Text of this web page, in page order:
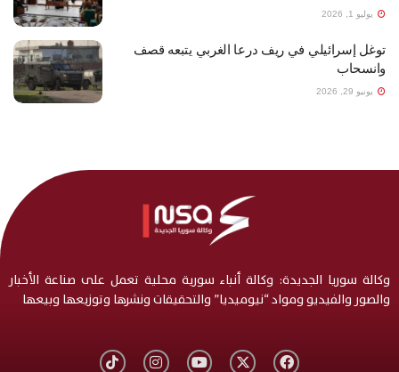
يوليو 1, 2026
توغل إسرائيلي في ريف درعا الغربي يتبعه قصف
وانسحاب
يونيو 29, 2026
وكالة سوريا الجديدة: وكالة أنباء سورية محلية تعمل على صناعة الأخبار
والصور والفيديو ومواد “نيوميديا” والتحقيقات ونشرها وتوزيعها وبيعها